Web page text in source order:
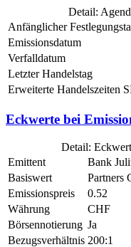
Detail:
Anfänglicher
Emissionsdatum
Verfalldatum
Letzter Handelstag
Erweiterte Handelszeiten
Eckwerte bei
Detail:
Emittent
Bank
Basiswert
Partners
Emissionspreis
0.52
Währung
CHF
Börsennotierung Ja
Bezugsverhältnis 200:1